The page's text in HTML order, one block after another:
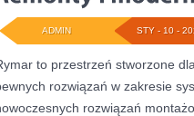
STY - 10 -
ADMIN
to przestrzeń stworzone
rozwiązań w zakresie
rozwiązań